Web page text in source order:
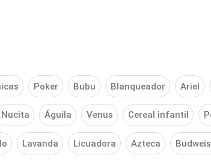
Poker Bubu Blanqueador Ariel
Nucita Águila Venus Cereal infantil
Lavanda Licuadora Azteca